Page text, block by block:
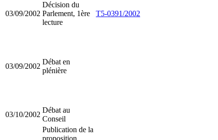
03/09/2002
Décision du
Parlement, 1ère
lecture
T5-0391/2002
03/09/2002
Débat en
plénière
03/10/2002
Débat au
Conseil
Publication de la